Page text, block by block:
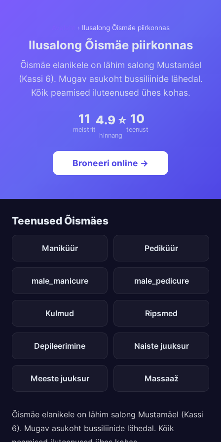
› Ilusalong Õismäe piirkonnas
Ilusalong Õismäe piirkonnas
Õismäe elanikele on lähim salong Mustamäel
(Kassi 6). Mugav asukoht bussiliinide lähedal.
Kõik peamised iluteenused ühes kohas.
11
meistrit
4.9 ⭐
hinnang
10
teenust
Broneeri online →
Teenused Õismäes
Maniküür Pediküür
male_manicure male_pedicure
Kulmud Ripsmed
Depileerimine Naiste juuksur
Meeste juuksur Massaaž
Õismäe elanikele on lähim salong Mustamäel (Kassi
6). Mugav asukoht bussiliinide lähedal. Kõik